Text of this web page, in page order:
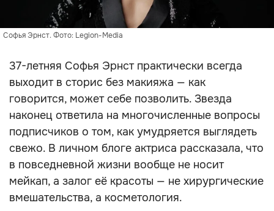
Софья Эрнст. Фото: Legion-Media
37-летняя Софья Эрнст практически всегда
выходит в сторис без макияжа — как
говорится, может себе позволить. Звезда
наконец ответила на многочисленные вопросы
подписчиков о том, как умудряется выглядеть
свежо. В личном блоге актриса рассказала, что
в повседневной жизни вообще не носит
мейкап, а залог её красоты — не хирургические
вмешательства, а косметология.